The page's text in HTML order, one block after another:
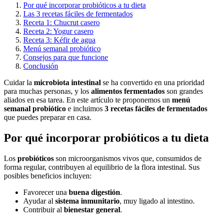
Por qué incorporar probióticos a tu dieta
Las 3 recetas fáciles de fermentados
Receta 1: Chucrut casero
Receta 2: Yogur casero
Receta 3: Kéfir de agua
Menú semanal probiótico
Consejos para que funcione
Conclusión
Cuidar la microbiota intestinal se ha convertido en una prioridad
para muchas personas, y los alimentos fermentados son grandes
aliados en esa tarea. En este artículo te proponemos un menú
semanal probiótico e incluimos 3 recetas fáciles de fermentados
que puedes preparar en casa.
Por qué incorporar probióticos a tu dieta
Los probióticos son microorganismos vivos que, consumidos de
forma regular, contribuyen al equilibrio de la flora intestinal. Sus
posibles beneficios incluyen:
Favorecer una buena digestión.
Ayudar al sistema inmunitario, muy ligado al intestino.
Contribuir al bienestar general.